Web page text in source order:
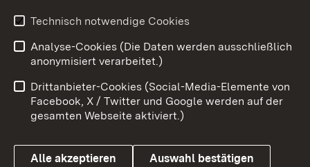
Impressum
Kontakt
Barrierefreiheit
Datenschutz
Cookies
Technisch notwendige Cookies
Analyse-Cookies (Die Daten werden ausschließlich
anonymisiert verarbeitet.)
Drittanbieter-Cookies (Social-Media-Elemente von
Facebook, X / Twitter und Google werden auf der
gesamten Webseite aktiviert.)
Alle akzeptieren Auswahl bestätigen